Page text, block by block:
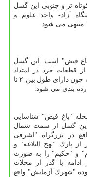
تر و جنوبی این گسل
آزاد- واحد علوم و
منتهی می شود.
فیض" است. این گسل
قطعات خرد در امتداد
شمال غرب – جنوب شرق تشكیل یافته كه چون دارای طول بین ۲ تا
"باغ فیض" شناسایی
این گسل از سمت شمال
در بزرگراه "اشرفی
پارك "نهج البلاغه" و
و "حكیم" را به صورت
با گذر از محلات
"شهرك آزمایش" واقع